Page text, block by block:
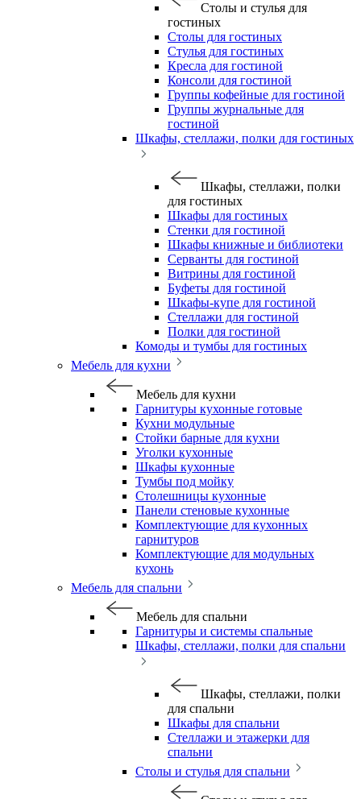
Столы и стулья для
гостиных
Столы для гостиных
Стулья для гостиных
Кресла для гостиной
Консоли для гостиной
Группы кофейные для гостиной
Группы журнальные для
гостиной
Шкафы, стеллажи, полки для гостиных
Шкафы, стеллажи, полки
для гостиных
Шкафы для гостиных
Стенки для гостиной
Шкафы книжные и библиотеки
Серванты для гостиной
Витрины для гостиной
Буфеты для гостиной
Шкафы-купе для гостиной
Стеллажи для гостиной
Полки для гостиной
Комоды и тумбы для гостиных
Мебель для кухни
Мебель для кухни
Гарнитуры кухонные готовые
Кухни модульные
Стойки барные для кухни
Уголки кухонные
Шкафы кухонные
Тумбы под мойку
Столешницы кухонные
Панели стеновые кухонные
Комплектующие для кухонных
гарнитуров
Комплектующие для модульных
кухонь
Мебель для спальни
Мебель для спальни
Гарнитуры и системы спальные
Шкафы, стеллажи, полки для спальни
Шкафы, стеллажи, полки
для спальни
Шкафы для спальни
Стеллажи и этажерки для
спальни
Столы и стулья для спальни